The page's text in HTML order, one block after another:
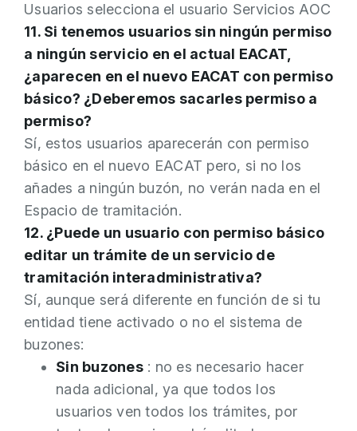
Usuarios selecciona el usuario Servicios AOC
11. Si tenemos usuarios sin ningún permiso
a ningún servicio en el actual EACAT,
¿aparecen en el nuevo EACAT con permiso
básico? ¿Deberemos sacarles permiso a
permiso?
Sí, estos usuarios aparecerán con permiso
básico en el nuevo EACAT pero, si no los
añades a ningún buzón, no verán nada en el
Espacio de tramitación.
12. ¿Puede un usuario con permiso básico
editar un trámite de un servicio de
tramitación interadministrativa?
Sí, aunque será diferente en función de si tu
entidad tiene activado o no el sistema de
buzones:
Sin buzones: no es necesario hacer
nada adicional, ya que todos los
usuarios ven todos los trámites, por